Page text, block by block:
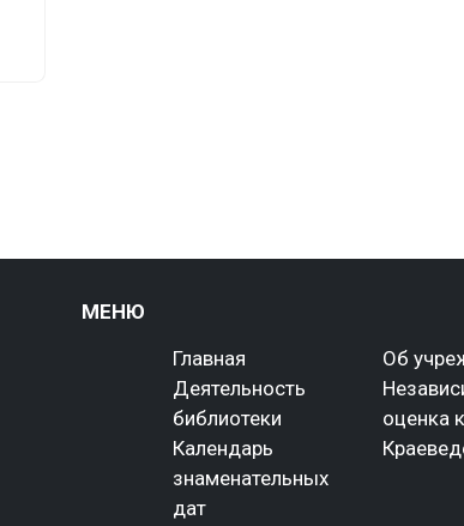
МЕНЮ
Главная
Об
Деятельность
библиотеки
оценка
Календарь
знаменательных
дат